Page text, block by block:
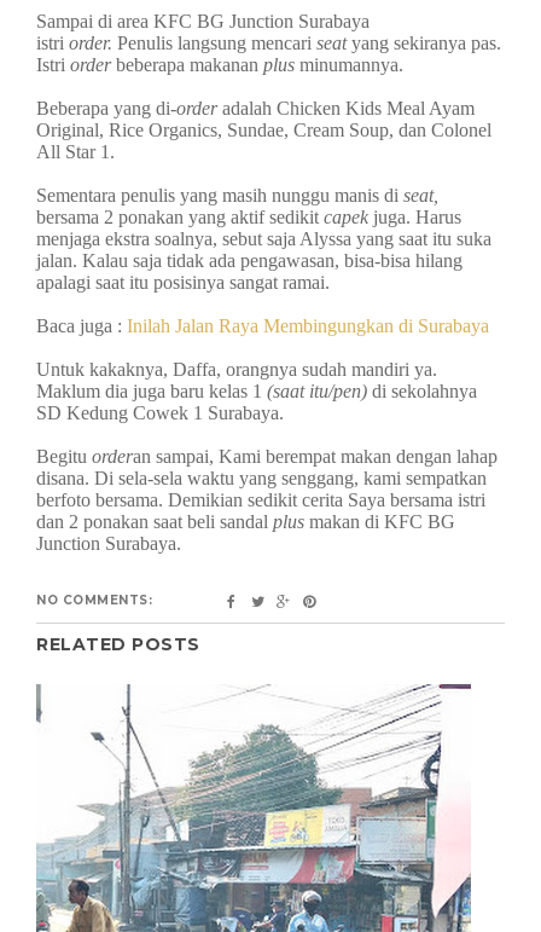
Sampai di area KFC BG Junction Surabaya
istri order. Penulis langsung mencari seatyang sekiranya pas.
Istri orderbeberapa makanan plus minumannya.
Beberapa yang di-orderadalah Chicken Kids Meal Ayam
Original, Rice Organics, Sundae, Cream Soup, dan Colonel
All Star 1.
Sementara penulis yang masih nunggu manis di seat,
bersama 2 ponakan yang aktif sedikit capek juga. Harus
menjaga ekstra soalnya, sebut saja Alyssa yang saat itu suka
jalan. Kalau saja tidak ada pengawasan, bisa-bisa hilang
apalagi saat itu posisinya sangat ramai.
Baca juga : Inilah Jalan Raya Membingungkan di Surabaya
Untuk kakaknya, Daffa, orangnya sudah mandiri ya.
Maklum dia juga baru kelas 1 (saat itu/pen) di sekolahnya
SD Kedung Cowek 1 Surabaya.
Begitu orderan sampai, Kami berempat makan dengan lahap
disana. Di sela-sela waktu yang senggang, kami sempatkan
berfoto bersama. Demikian sedikit cerita Saya bersama istri
dan 2 ponakan saat beli sandal plus makan di KFC BG
Junction Surabaya.
NO COMMENTS:
RELATED POSTS